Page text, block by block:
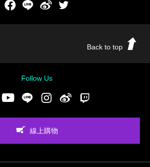
Facebook
LINE 新浪微博
Back to top
Follow Us
FacebookYoutubeLINE Instgram新浪微博
線上購物